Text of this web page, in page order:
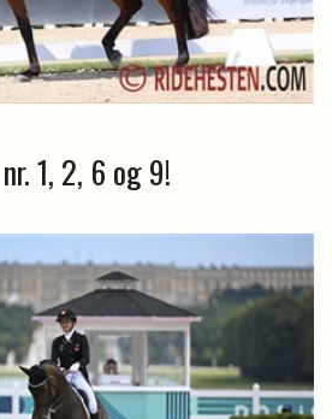
1, 2, 6 og 9!